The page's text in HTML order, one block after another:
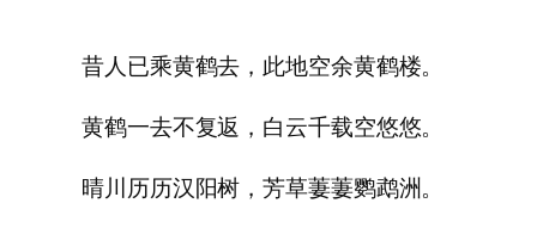
昔人已乘黄鹤去，此地空余黄鹤楼。
黄鹤一去不复返，白云千载空悠悠。
晴川历历汉阳树，芳草萋萋鹦鹉洲。